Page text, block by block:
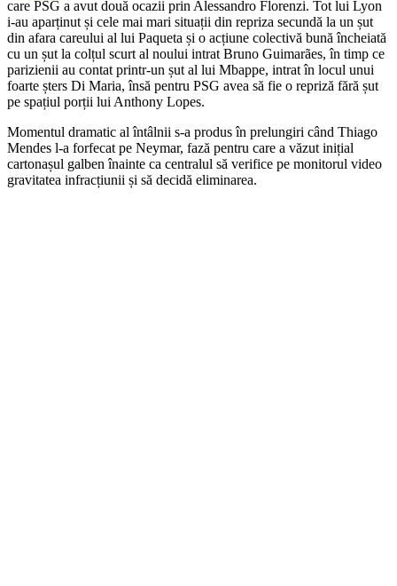
care PSG a avut două ocazii prin Alessandro Florenzi. Tot lui Lyon
i-au aparținut și cele mai mari situații din repriza secundă la un șut
din afara careului al lui Paqueta și o acțiune colectivă bună încheiată
cu un șut la colțul scurt al noului intrat Bruno Guimarães, în timp ce
parizienii au contat printr-un șut al lui Mbappe, intrat în locul unui
foarte șters Di Maria, însă pentru PSG avea să fie o repriză fără șut
pe spațiul porții lui Anthony Lopes.
Momentul dramatic al întâlnii s-a produs în prelungiri când Thiago
Mendes l-a forfecat pe Neymar, fază pentru care a văzut inițial
cartonașul galben înainte ca centralul să verifice pe monitorul video
gravitatea infracțiunii și să decidă eliminarea.